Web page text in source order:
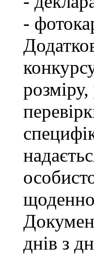
-
днів з